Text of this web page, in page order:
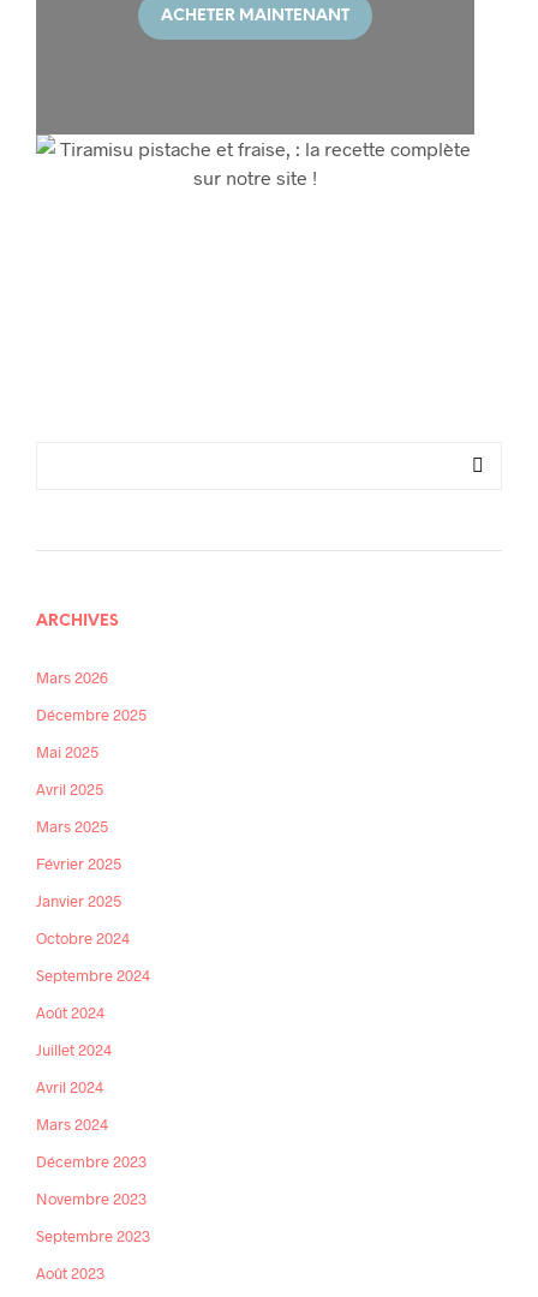
ACHETER MAINTENANT
ARCHIVES
Mars 2026
Décembre 2025
Mai 2025
Avril 2025
Mars 2025
Février 2025
Janvier 2025
Octobre 2024
Septembre 2024
Août 2024
Juillet 2024
Avril 2024
Mars 2024
Décembre 2023
Novembre 2023
Septembre 2023
Août 2023